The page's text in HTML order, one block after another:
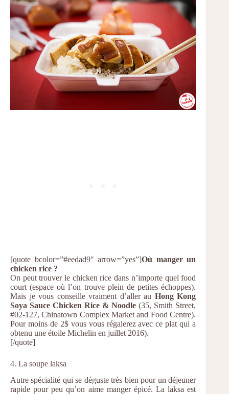
[quote bcolor=”#eedad9″ arrow=”yes”]Où manger un
chicken rice ?
On peut trouver le chicken rice dans n’importe quel food
court (espace où l’on trouve plein de petites échoppes).
Mais je vous conseille vraiment d’aller au Hong Kong
Soya Sauce Chicken Rice & Noodle (35, Smith Street,
#02-127, Chinatown Complex Market and Food Centre).
Pour moins de 2$ vous vous régalerez avec ce plat qui a
obtenu une étoile Michelin en juillet 2016).
[/quote]
4. La soupe laksa
Autre spécialité qui se déguste très bien pour un déjeuner
rapide pour peu qu’on aime manger épicé. La laksa est